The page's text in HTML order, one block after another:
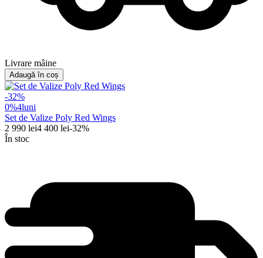
Livrare mâine
Adaugă în coș
-32%
0%4luni
Set de Valize Poly Red Wings
2 990 lei4 400 lei-32%
În stoc